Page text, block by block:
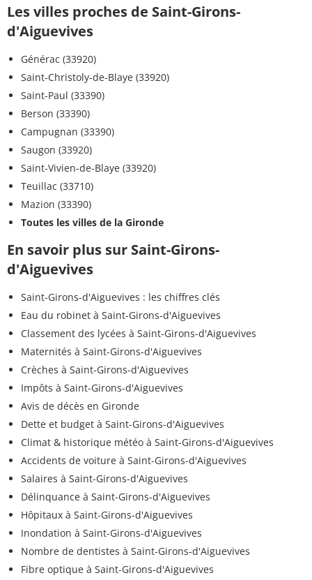
Les villes proches de Saint-Girons-
d'Aiguevives
Générac (33920)
Saint-Christoly-de-Blaye (33920)
Saint-Paul (33390)
Berson (33390)
Campugnan (33390)
Saugon (33920)
Saint-Vivien-de-Blaye (33920)
Teuillac (33710)
Mazion (33390)
Toutes les villes de la Gironde
En savoir plus sur Saint-Girons-
d'Aiguevives
Saint-Girons-d'Aiguevives : les chiffres clés
Eau du robinet à Saint-Girons-d'Aiguevives
Classement des lycées à Saint-Girons-d'Aiguevives
Maternités à Saint-Girons-d'Aiguevives
Crèches à Saint-Girons-d'Aiguevives
Impôts à Saint-Girons-d'Aiguevives
Avis de décès en Gironde
Dette et budget à Saint-Girons-d'Aiguevives
Climat & historique météo à Saint-Girons-d'Aiguevives
Accidents de voiture à Saint-Girons-d'Aiguevives
Salaires à Saint-Girons-d'Aiguevives
Délinquance à Saint-Girons-d'Aiguevives
Hôpitaux à Saint-Girons-d'Aiguevives
Inondation à Saint-Girons-d'Aiguevives
Nombre de dentistes à Saint-Girons-d'Aiguevives
Fibre optique à Saint-Girons-d'Aiguevives